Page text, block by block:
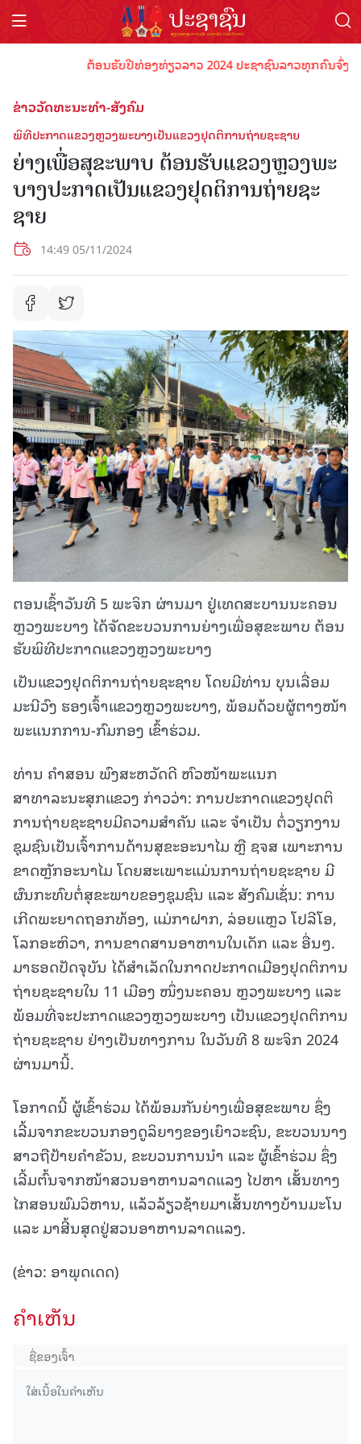
ຕ້ອນຮັບປີທ່ອງທ່ຽວລາວ 2024 ປະຊາຊົນລາວທຸກຄົນຈົ່ງພ້
ຂ່າວວັດທະນະທຳ-ສັງຄົມ
ພິທີປະກາດແຂວງຫຼວງພະບາງເປັນແຂວງຢຸດຕິການຖ່າຍຊະຊາຍ
ຍ່າງເພື່ອສຸຂະພາບ ຕ້ອນຮັບແຂວງຫຼວງພະ
ບາງປະກາດເປັນແຂວງຢຸດຕິການຖ່າຍຊະ
ຊາຍ
14:49 05/11/2024
ຕອນເຊົ້າວັນທີ 5 ພະຈິກ ຜ່ານມາ ຢູ່ເທດສະບານນະຄອນ
ຫຼວງພະບາງ ໄດ້ຈັດຂະບວນການຍ່າງເພື່ອສຸຂະພາບ ຕ້ອນ
ຮັບພິທີປະກາດແຂວງຫຼວງພະບາງ
ເປັນແຂວງຢຸດຕິການຖ່າຍຊະຊາຍ ໂດຍມີທ່ານ ບຸນເລື່ອມ
ມະນີວົງ ຮອງເຈົ້າແຂວງຫຼວງພະບາງ, ພ້ອມດ້ວຍຜູ້ຕາງໜ້າ
ພະແນກການ-ກົມກອງ ເຂົ້າຮ່ວມ.
ທ່ານ ຄໍາສອນ ພົງສະຫວັດດີ ຫົວໜ້າພະແນກ
ສາທາລະນະສຸກແຂວງ ກ່າວວ່າ: ການປະກາດແຂວງຢຸດຕິ
ການຖ່າຍຊະຊາຍມີຄວາມສຳຄັນ ແລະ ຈຳເປັນ ຕໍ່ວຽກງານ
ຊຸມຊົນເປັນເຈົ້າການດ້ານສຸຂະອະນາໄມ ຫຼື ຊຈສ ເພາະການ
ຂາດຫຼັກອະນາໄມ ໂດຍສະເພາະແມ່ນການຖ່າຍຊະຊາຍ ມີ
ຜົນກະທົບຕໍ່ສຸຂະພາບຂອງຊຸມຊົນ ແລະ ສັງຄົມເຊັ່ນ: ການ
ເກີດພະຍາດຖອກທ້ອງ, ແມ່ກາຝາກ, ລ່ອຍແຫຼວ ໂປລີໂອ,
ໂລກອະຫິວາ, ການຂາດສານອາຫານໃນເດັກ ແລະ ອື່ນໆ.
ມາຮອດປັດຈຸບັນ ໄດ້ສຳເລັດໃນກາດປະກາດເມືອງຢຸດຕິການ
ຖ່າຍຊະຊາຍໃນ 11 ເມືອງ ໜຶ່ງນະຄອນ ຫຼວງພະບາງ ແລະ
ພ້ອມທີ່ຈະປະກາດແຂວງຫຼວງພະບາງ ເປັນແຂວງຢຸດຕິການ
ຖ່າຍຊະຊາຍ ຢ່າງເປັນທາງການ ໃນວັນທີ 8 ພະຈິກ 2024
ຜ່ານມານີ້.
ໂອກາດນີ້ ຜູ້ເຂົ້າຮ່ວມ ໄດ້ພ້ອມກັນຍ່າງເພື່ອສຸຂະພາບ ຊຶ່ງ
ເລີ້ມຈາກຂະບວນກອງດູລິຍາງຂອງເຍົາວະຊົນ, ຂະບວນນາງ
ສາວຖືປ້າຍຄຳຂັວນ, ຂະບວນການນຳ ແລະ ຜູ້ເຂົ້າຮ່ວມ ຊຶ່ງ
ເລີ້ມຕົ້ນຈາກໜ້າສວນອາຫານລາດແລງ ໄປຫາ ເສັ້ນທາງ
ໄກສອນພົມວິຫານ, ແລ້ວລ້ຽວຊ້າຍມາເສັ້ນທາງບ້ານມະໂນ
ແລະ ມາສີ້ນສຸດຢູ່ສວນອາຫານລາດແລງ.
(ຂ່າວ: ອາພຸດເດດ)
ຄໍາເຫັນ